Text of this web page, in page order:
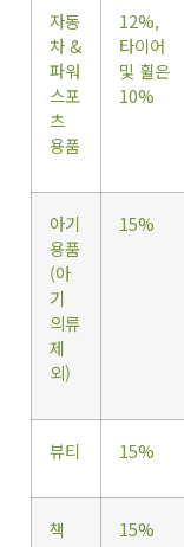
자동
차 &
파워
스포
츠
용품
12%,
타이어
및 휠은
10%
아기
용품
(아
기
의류
제
외)
15%
뷰티 15%
책 15%